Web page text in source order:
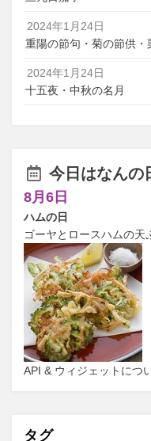
2024年1月24日
重陽の節句・菊の節供・
2024年1月24日
十五夜・中秋の名月
今日はなんの
8月6日
ハムの日
ゴーヤとロースハムの天
API & ウィジェットにつ
タグ